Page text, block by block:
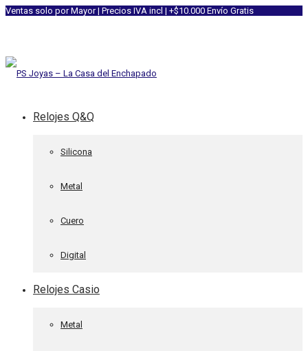
Ventas solo por Mayor | Precios IVA incl | +$10.000 Envío Gratis
Relojes Q&Q
Silicona
Metal
Cuero
Digital
Relojes Casio
Metal